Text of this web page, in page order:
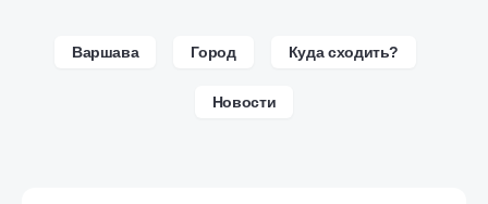
Варшава Город Куда сходить?
Новости